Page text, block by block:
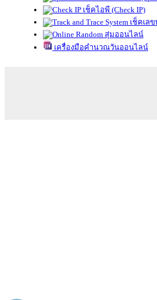
เช็คไอพี (Check IP)
เช็คเล
สุ่มออนไลน์
เครื่องมือคำนวณวันออนไลน์